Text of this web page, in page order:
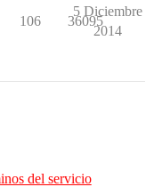
106 36095
5 Diciembre
2014
del servicio